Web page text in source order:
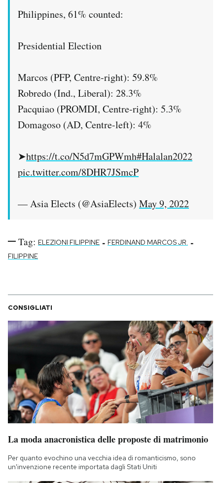
Philippines, 61% counted:
Presidential Election
Marcos (PFP, Centre-right): 59.8%
Robredo (Ind., Liberal): 28.3%
Pacquiao (PROMDI, Centre-right): 5.3%
Domagoso (AD, Centre-left): 4%
➤https://t.co/N5d7mGPWmh#Halalan2022
pic.twitter.com/8DHR7JSmcP
— Asia Elects (@AsiaElects) May 9, 2022
Tag: ELEZIONI FILIPPINE - FERDINAND MARCOS JR. -
FILIPPINE
CONSIGLIATI
La moda anacronistica delle proposte di matrimonio
Per quanto evochino una vecchia idea di romanticismo, sono
un'invenzione recente importata dagli Stati Uniti